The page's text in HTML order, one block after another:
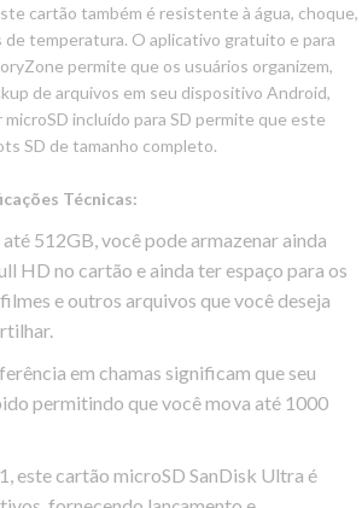
cartão também é resistente à água, choque,
de temperatura. O aplicativo gratuito e para
permite que os usuários organizem,
de arquivos em seu dispositivo Android,
incluído para SD permite que este
SD de tamanho completo.
Técnicas:
512GB, você pode armazenar ainda
HD no cartão e ainda ter espaço para os
e outros arquivos que você deseja
em chamas significam que seu
permitindo que você mova até 1000
este cartão microSD SanDisk Ultra é